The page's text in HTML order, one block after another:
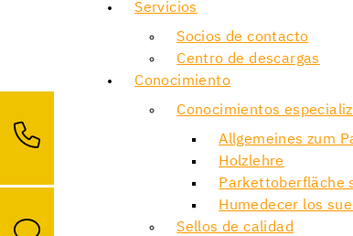
Servicios
Socios de contacto
Centro de descargas
Conocimiento
Conocimientos
Allgemeines zum
Holzlehre
Parkettoberfläche
Humedecer los
Sellos de calidad